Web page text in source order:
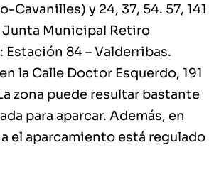
Cavanilles) y 24, 37, 54. 57, 141
Junta Municipal Retiro
Estación 84 – Valderribas.
la Calle Doctor Esquerdo, 191
zona puede resultar bastante
para aparcar. Además, en
el aparcamiento está regulado